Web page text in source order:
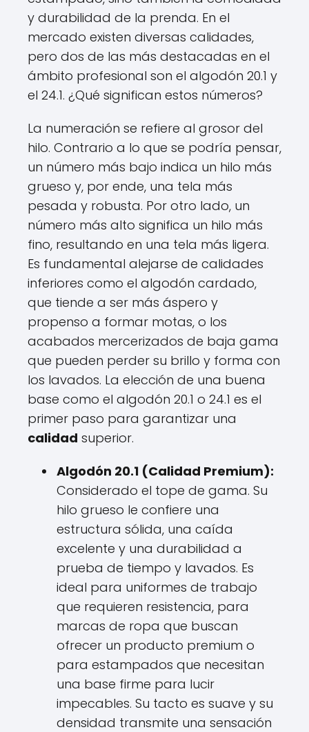
y durabilidad de la prenda. En el
mercado existen diversas calidades,
pero dos de las más destacadas en el
ámbito profesional son el algodón 20.1 y
el 24.1. ¿Qué significan estos números?
La numeración se refiere al grosor del
hilo. Contrario a lo que se podría pensar,
un número más bajo indica un hilo más
grueso y, por ende, una tela más
pesada y robusta. Por otro lado, un
número más alto significa un hilo más
fino, resultando en una tela más ligera.
Es fundamental alejarse de calidades
inferiores como el algodón cardado,
que tiende a ser más áspero y
propenso a formar motas, o los
acabados mercerizados de baja gama
que pueden perder su brillo y forma con
los lavados. La elección de una buena
base como el algodón 20.1 o 24.1 es el
primer paso para garantizar una
calidad superior.
Algodón 20.1 (Calidad Premium):
Considerado el tope de gama. Su
hilo grueso le confiere una
estructura sólida, una caída
excelente y una durabilidad a
prueba de tiempo y lavados. Es
ideal para uniformes de trabajo
que requieren resistencia, para
marcas de ropa que buscan
ofrecer un producto premium o
para estampados que necesitan
una base firme para lucir
impecables. Su tacto es suave y su
densidad transmite una sensación